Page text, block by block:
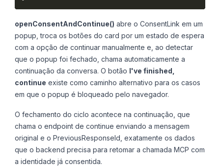
openConsentAndContinue() abre o ConsentLink em um
popup, troca os botões do card por um estado de espera
com a opção de continuar manualmente e, ao detectar
que o popup foi fechado, chama automaticamente a
continuação da conversa. O botão I've finished,
continue existe como caminho alternativo para os casos
em que o popup é bloqueado pelo navegador.
O fechamento do ciclo acontece na continuação, que
chama o endpoint de continue enviando a mensagem
original e o PreviousResponseId, exatamente os dados
que o backend precisa para retomar a chamada MCP com
a identidade já consentida.